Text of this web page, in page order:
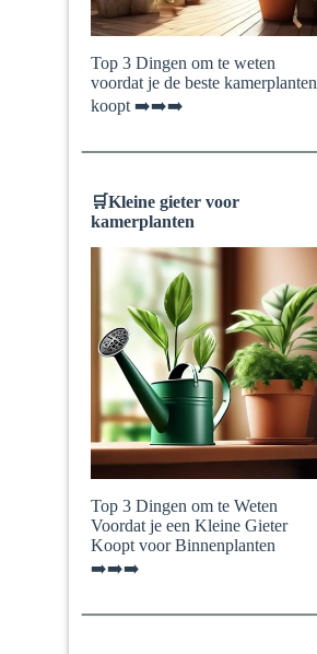
Top 3 Dingen om te weten
voordat je de beste kamerplanten
koopt ➡️➡️➡️
🛒Kleine gieter voor
kamerplanten
Top 3 Dingen om te Weten
Voordat je een Kleine Gieter
Koopt voor Binnenplanten
➡️➡️➡️